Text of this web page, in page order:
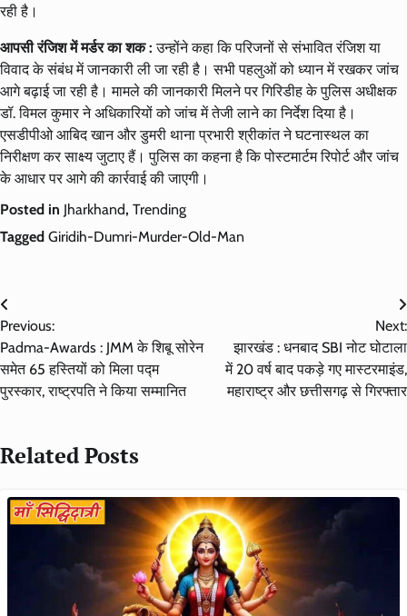
रही है।
आपसी रंजिश में मर्डर का शक : उन्होंने कहा कि परिजनों से संभावित रंजिश या
विवाद के संबंध में जानकारी ली जा रही है। सभी पहलुओं को ध्यान में रखकर जांच
आगे बढ़ाई जा रही है। मामले की जानकारी मिलने पर गिरिडीह के पुलिस अधीक्षक
डॉ. विमल कुमार ने अधिकारियों को जांच में तेजी लाने का निर्देश दिया है।
एसडीपीओ आबिद खान और डुमरी थाना प्रभारी श्रीकांत ने घटनास्थल का
निरीक्षण कर साक्ष्य जुटाए हैं। पुलिस का कहना है कि पोस्टमार्टम रिपोर्ट और जांच
के आधार पर आगे की कार्रवाई की जाएगी।
Posted in Jharkhand, Trending
Tagged Giridih-Dumri-Murder-Old-Man
Post
navigation
Previous:
Padma-Awards : JMM के शिबू सोरेन
समेत 65 हस्तियों को मिला पद्म
पुरस्कार, राष्ट्रपति ने किया सम्मानित
Next:
झारखंड : धनबाद SBI नोट घोटाला
में 20 वर्ष बाद पकड़े गए मास्टरमाइंड,
महाराष्ट्र और छत्तीसगढ़ से गिरफ्तार
Related Posts